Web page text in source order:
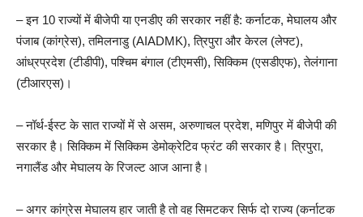
– इन 10 राज्यों में बीजेपी या एनडीए की सरकार नहीं है: कर्नाटक, मेघालय और
पंजाब (कांग्रेस), तमिलनाडु (AIADMK), त्रिपुरा और केरल (लेफ्ट),
आंध्रप्रदेश (टीडीपी), पश्चिम बंगाल (टीएमसी), सिक्किम (एसडीएफ), तेलंगाना
(टीआरएस)।
– नॉर्थ-ईस्ट के सात राज्यों में से असम, अरुणाचल प्रदेश, मणिपुर में बीजेपी की
सरकार है। सिक्किम में सिक्किम डेमोक्रेटिव फ्रंट की सरकार है। त्रिपुरा,
नगालैंड और मेघालय के रिजल्ट आज आना है।
– अगर कांग्रेस मेघालय हार जाती है तो वह सिमटकर सिर्फ दो राज्य (कर्नाटक